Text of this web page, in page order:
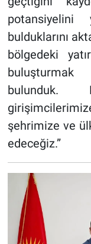
potansiyelini
bulduklarını
bölgedeki
bulunduk.
şehrimize ve
edeceğiz.”